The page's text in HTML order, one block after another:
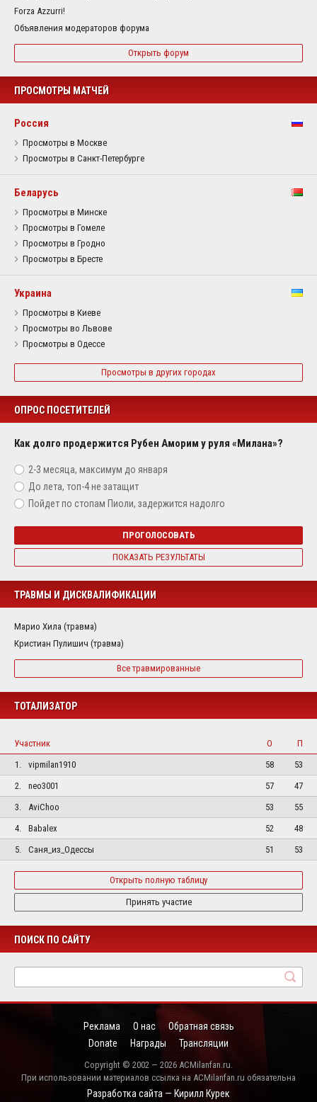
Forza Azzurri!
Объявления модераторов форума
Открыть форум
ПРОСМОТРЫ МАТЧЕЙ
Россия
Просмотры в Москве
Просмотры в Санкт-Петербурге
Беларусь
Просмотры в Минске
Просмотры в Гомеле
Просмотры в Гродно
Просмотры в Бресте
Украина
Просмотры в Киеве
Просмотры во Львове
Просмотры в Одессе
Просмотры в других городах
ОПРОС ПОСЕТИТЕЛЕЙ
Как долго продержится Рубен Аморим у руля «Милана»?
2-3 месяца, максимум до января
До лета, топ-4 не затащит
Пойдет по стопам Пиоли, задержится надолго
ПРОГОЛОСОВАТЬ
ПОКАЗАТЬ РЕЗУЛЬТАТЫ
ТРАВМЫ И ДИСКВАЛИФИКАЦИИ
Марио Хила (травма)
Кристиан Пулишич (травма)
Все травмированные
ТОТАЛИЗАТОР
Участник О
П
1.
vipmilan1910 58
53
2.
neo3001 57
47
3.
AviChoo 53
55
4.
Babalex 52
48
5.
Саня_из_Одессы 51 53
Открыть полную таблицу
Принять участие
ПОИСК ПО САЙТУ
Реклама О нас
Обратная связь
Donate
Награды Трансляции
Copyright © 2002 — 2026 ACMilanfan.ru.
При использовании материалов ссылка на ACMilanfan.ru обязательна
Разработка сайта — Кирилл Курек